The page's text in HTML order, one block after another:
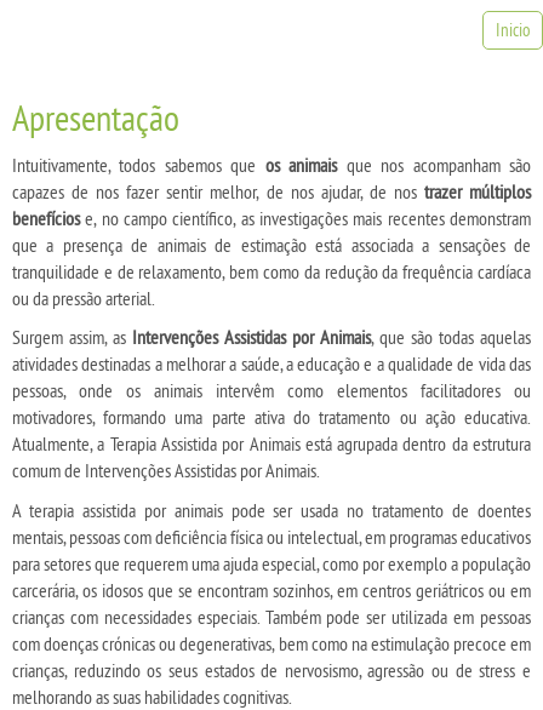
Inicio
Apresentação
Intuitivamente, todos sabemos que os animaisque nos acompanham são
capazes de nos fazer sentir melhor, de nos ajudar, de nos trazer múltiplos
benefíciose, no campo científico, as investigações mais recentes demonstram
que a presença de animais de estimação está associada a sensações de
tranquilidade e de relaxamento, bem como da redução da frequência cardíaca
ou da pressão arterial.
Surgem assim, as Intervenções Assistidas por Animais, que são todas aquelas
atividades destinadas a melhorar a saúde, a educação e a qualidade de vida das
pessoas, onde os animais intervêm como elementos facilitadores ou
motivadores, formando uma parte ativa do tratamento ou ação educativa.
Atualmente, a Terapia Assistida por Animais está agrupada dentro da estrutura
comum de Intervenções Assistidas por Animais.
A terapia assistida por animais pode ser usada no tratamento de doentes
mentais, pessoas com deficiência física ou intelectual, em programas educativos
para setores que requerem uma ajuda especial, como por exemplo a população
carcerária, os idosos que se encontram sozinhos, em centros geriátricos ou em
crianças com necessidades especiais. Também pode ser utilizada em pessoas
com doenças crónicas ou degenerativas, bem como na estimulação precoce em
crianças, reduzindo os seus estados de nervosismo, agressão ou de stress e
melhorando as suas habilidades cognitivas.